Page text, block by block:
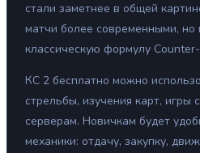
стали заметнее в общей
матчи более современными, но
классическую формулу
КС 2 бесплатно можно
стрельбы, изучения карт, игры
серверам. Новичкам будет
механики: отдачу, закупку,